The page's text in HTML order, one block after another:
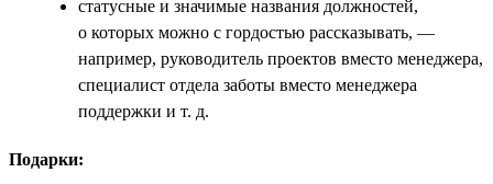
статусные и значимые названия должностей,
о которых можно с гордостью рассказывать, —
например, руководитель проектов вместо менеджера,
специалист отдела заботы вместо менеджера
поддержки и т. д.
Подарки: